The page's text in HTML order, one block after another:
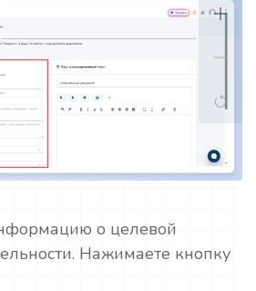
о целевой
Нажимаете кнопку